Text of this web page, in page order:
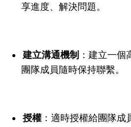
享進度、解決問題。
建立溝通機制 ：建立一
團隊成員隨時保持聯繫。
授權 ：適時授權給團隊